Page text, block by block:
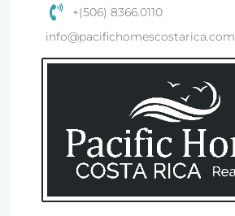
+(506) 8366.0110
info@pacifichomescostarica.com